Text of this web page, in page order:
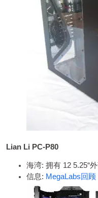
Lian Li PC-P80
海湾: 拥有 12 5.25“
信息: MegaLabs回顾